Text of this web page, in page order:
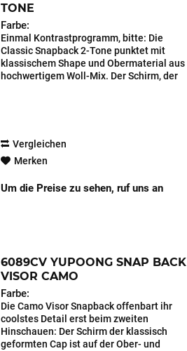
TONE
Farbe:
Einmal Kontrastprogramm, bitte: Die
Classic Snapback 2-Tone punktet mit
klassischem Shape und Obermaterial aus
hochwertigem Woll-Mix. Der Schirm, der
Vergleichen
Merken
Um die Preise zu sehen, ruf uns an
6089CV YUPOONG SNAP BACK
VISOR CAMO
Farbe:
Die Camo Visor Snapback offenbart ihr
coolstes Detail erst beim zweiten
Hinschauen: Der Schirm der klassisch
geformten Cap ist auf der Ober- und